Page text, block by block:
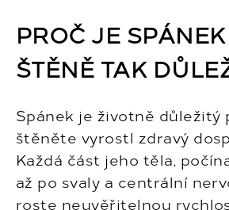
PROČ JE
ŠTĚNĚ TAK
Spánek je životně důležitý
štěněte vyrostl zdravý
Každá část jeho těla,
až po svaly a centrální
roste neuvěřitelnou